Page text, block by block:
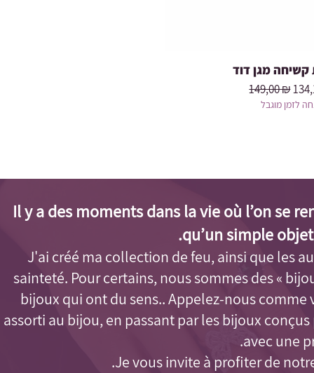
מגן דוד
Prix original
149,00 ₪
לזמן מוגבל
Il y a des moments dans la vie où l’on se
qu’un simple
J'ai créé ma collection de feu, ainsi que les
sainteté. Pour certains, nous sommes des «
bijoux qui ont du sens.. Appelez-nous
assorti au bijou, en passant par les bijoux
avec une
Je vous invite à profiter de